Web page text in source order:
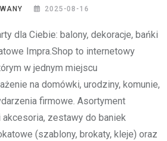
2025-08-16
dla Ciebie: balony, dekoracje, bańki
Impra.Shop to internetowy
w jednym miejscu
na domówki, urodziny, komunie,
firmowe. Asortyment
akcesoria, zestawy do baniek
(szablony, brokaty, kleje) oraz